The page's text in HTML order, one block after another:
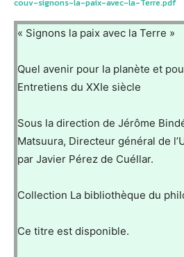
couv-signons-la-paix-avec-la-Terre.pdf
« Signons la paix avec la Terre »
Quel avenir pour la planète et
Entretiens du XXIe siècle
Sous la direction de Jérôme
Matsuura, Directeur général de
par Javier Pérez de Cuéllar.
Collection La bibliothèque du
Ce titre est disponible.